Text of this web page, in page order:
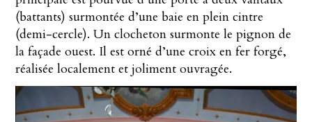
(battants) surmontée d’une baie en plein cintre
(demi-cercle). Un clocheton surmonte le pignon de
la façade ouest. Il est orné d’une croix en fer forgé,
réalisée localement et joliment ouvragée.